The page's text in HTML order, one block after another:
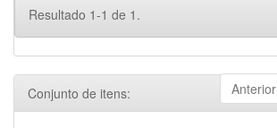
Resultado 1-1 de 1.
Anterior
Conjunto de itens: